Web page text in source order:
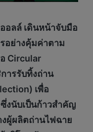
อลล์ เดินหน้าจับมือ
อย่างคุ้มค่าตาม
Circular
การรับทิ้งถ่าน
เพื่อ
ซึ่งนับเป็นก้าวสำคัญ
ผู้ผลิตถ่านไฟฉาย